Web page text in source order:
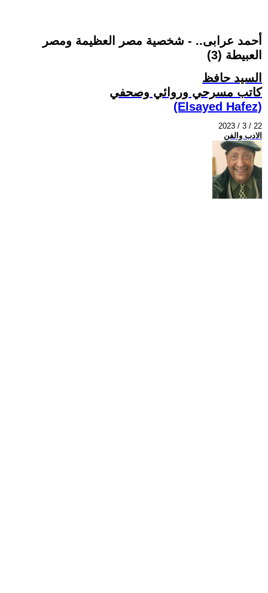
أحمد عرابى.. - شخصية مصر العظيمة ومصر
العبيطة (3)
السيد حافظ
كاتب مسرحي وروائي وصحفي
(Elsayed Hafez)
2023 / 3 / 22
الادب والفن